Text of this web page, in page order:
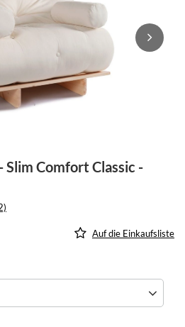
Comfort Classic -
Auf die Einkaufsliste